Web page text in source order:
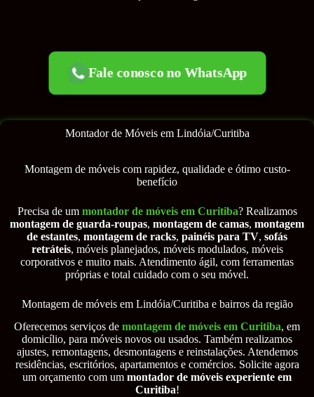
Fale conosco no WhatsApp
Montador de Móveis em Lindóia/Curitiba
Montagem de móveis com rapidez, qualidade e ótimo custo-
benefício
Precisa de um montador de móveis em Curitiba? Realizamos
montagem de guarda-roupas, montagem de camas, montagem
de estantes, montagem de racks, painéis para TV, sofás
retráteis, móveis planejados, móveis modulados, móveis
corporativos e muito mais. Atendimento ágil, com ferramentas
próprias e total cuidado com o seu móvel.
Montagem de móveis em Lindóia/Curitiba e bairros da região
Oferecemos serviços de montagem de móveis em Curitiba, em
domicílio, para móveis novos ou usados. Também realizamos
ajustes, remontagens, desmontagens e reinstalações. Atendemos
residências, escritórios, apartamentos e comércios. Solicite agora
um orçamento com um montador de móveis experiente em
Curitiba!